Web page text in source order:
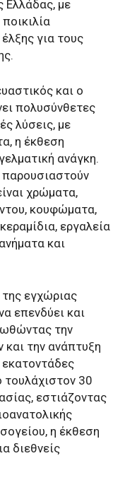
Ελλάδας, με
για τους
και ο
πολυσύνθετες
λύσεις, με
η έκθεση
ανάγκη.
χρώματα,
κουφώματα,
εργαλεία
και
εγχώριας
επενδύει και
την
την ανάπτυξη
τουλάχιστον 30
εστιάζοντας
η έκθεση
διεθνείς